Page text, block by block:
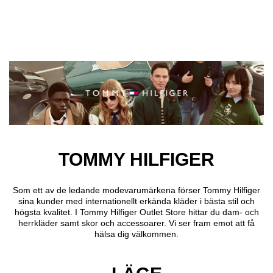
TOMMY HILFIGER
Som ett av de ledande modevarumärkena förser Tommy Hilfiger
sina kunder med internationellt erkända kläder i bästa stil och
högsta kvalitet. I Tommy Hilfiger Outlet Store hittar du dam- och
herrkläder samt skor och accessoarer. Vi ser fram emot att få
hälsa dig välkommen.